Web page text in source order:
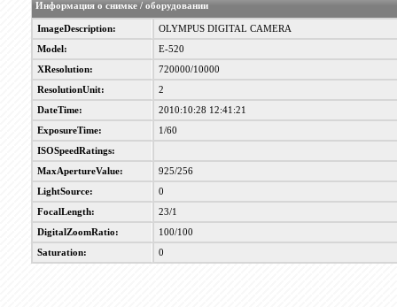
Информация о снимке / оборудовании
ImageDescription: OLYMPUS DIGITAL CAMERA
Model: E-520
XResolution: 720000/10000
ResolutionUnit: 2
DateTime: 2010:10:28 12:41:21
ExposureTime: 1/60
ISOSpeedRatings:
MaxApertureValue: 925/256
LightSource: 0
FocalLength: 23/1
DigitalZoomRatio: 100/100
Saturation: 0